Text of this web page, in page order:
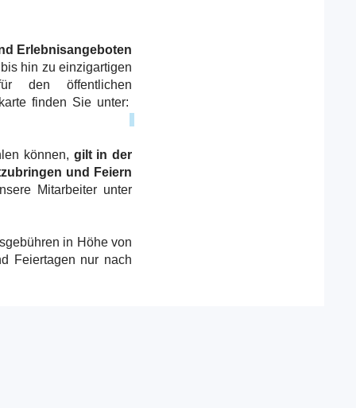
Erlebnisangeboten
hin zu einzigartigen
den öffentlichen
finden Sie unter:
können, gilt in der
und Feiern
Mitarbeiter unter
in Höhe von
Feiertagen nur nach